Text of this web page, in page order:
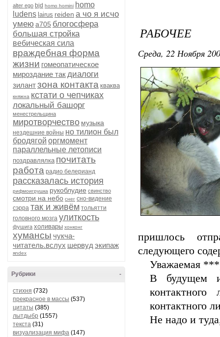
alter ego bjd homo homini homo
ludens lairus reiden а чо я исчо
умею а705 блогосфера
большая стройка
вебическая сила
враждебная форма
жизни гомеопатическое
мироздание такдиалоги
зилантзона контакта кваква
княжна кстати о чепчиках
локальный башорг
менестрельщина
миротворчество музыка
нездешние войны но тилион был
бродягой оргмомент
параллельные летописи
поздравлялка почитать
работа радио белерианд
рассказалась история
рифмоигрушка рукоблудие свинство
смотри на небо снег сно-видение
сэрра так и живём тольятти
головного мозга улиткость
фушига холивары хонконг
хумансы чукча-
читатель.вслух шервуд экипаж
яndex
-
Рубрики
стихня (732)
прекрасное в массы (537)
цитаты (385)
лытдыбр (1557)
текста (31)
визуализация мифа (147)
РАБОЧЕЕ
Среда, 22 Ноября
пришлось
следующего
Уважаемая
В будущем
Не надо и